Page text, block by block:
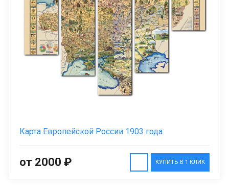
Карта Европейской России 1903 года
КУПИТЬ В 1 КЛИК
от 2000 ₽